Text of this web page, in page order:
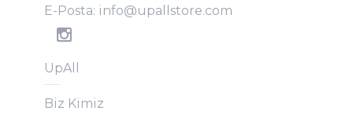
E-Posta: info@upallstore.com
UpAll
Biz Kimiz